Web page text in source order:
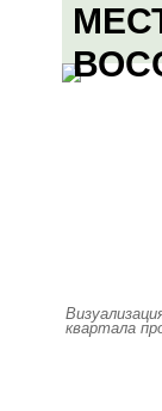
квартала